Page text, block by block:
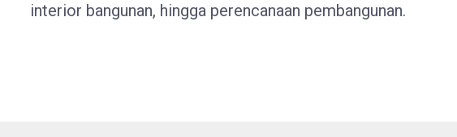
interior bangunan, hingga perencanaan pembangunan.